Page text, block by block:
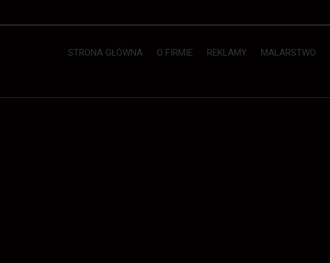
STRONA GŁÓWNA O FIRMIE REKLAMY MALARSTWO